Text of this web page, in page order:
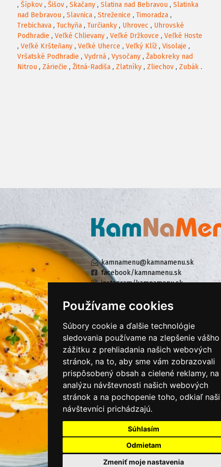
Používame cookies
Súbory cookie a ďalšie technológie
sledovania používame na zlepšenie vášho
zážitku z prehliadania našich webových
stránok, na to, aby sme vám zobrazovali
prispôsobený obsah a cielené reklamy, na
analýzu návštevnosti našich webových
stránok a na pochopenie toho, odkiaľ naši
návštevníci prichádzajú.
Súhlasím
Odmietam
Zmeniť moje nastavenia
, Šípkov , Šišov , Skačany , Slatina nad Bebravou , Slatinka
nad Bebravou , Slavnica , Streženice , Timoradza ,
Trebichava , Tuchyňa , Turčianky , Uhrovec , Uhrovské
Podhradie , Veľké Chlievany , Veľké Držkovce , Veľké Hoste
, Veľké Kršteňany , Veľké Uherce , Veľký Klíž , Visolaje ,
Vršatské Podhradie , Vydrná , Vysočany , Žabokreky nad
Nitrou , Záriečie , Žitná-Radiša , Zlatníky , Zliechov , Zubák .
kamnamenu@kamnamenu.sk
facebook/kamnamenu.sk
instagram/kamnamenu.sk
PRIHLÁSIŤ SA DO ZÁKAZNÍCKEJ ZÓNY
Všeobecné obchodné podmienky
Ochrana osobných údajov
Cookies
Moje KamNaMenu
Pridať reštauráciu
Cenník balíkov